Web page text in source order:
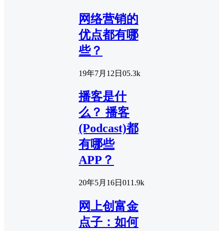
网络营销的
优点都有哪
些？
19年7月12日 05.3k
播客是什
么？ 播客
(Podcast)都
有哪些
APP？
20年5月16日 011.9k
网上创富金
点子：如何